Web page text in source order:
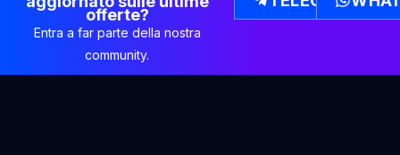
offerte?
Entra a far parte della nostra
community.